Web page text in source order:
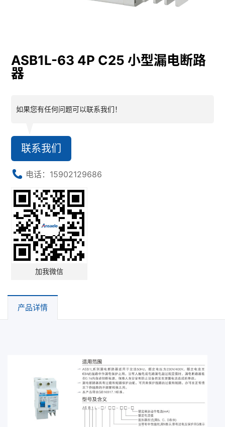
ASB1L-63 4P C25 小型漏电断路
器
如果您有任何问题可以联系我们！
联系我们
电话：15902129686
加我微信
产品详情